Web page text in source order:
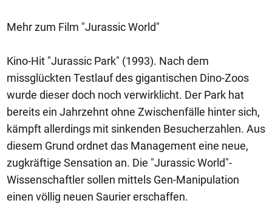
Mehr zum Film "Jurassic World"
Kino-Hit "Jurassic Park" (1993). Nach dem
missglückten Testlauf des gigantischen Dino-Zoos
wurde dieser doch noch verwirklicht. Der Park hat
bereits ein Jahrzehnt ohne Zwischenfälle hinter sich,
kämpft allerdings mit sinkenden Besucherzahlen. Aus
diesem Grund ordnet das Management eine neue,
zugkräftige Sensation an. Die "Jurassic World"-
Wissenschaftler sollen mittels Gen-Manipulation
einen völlig neuen Saurier erschaffen.